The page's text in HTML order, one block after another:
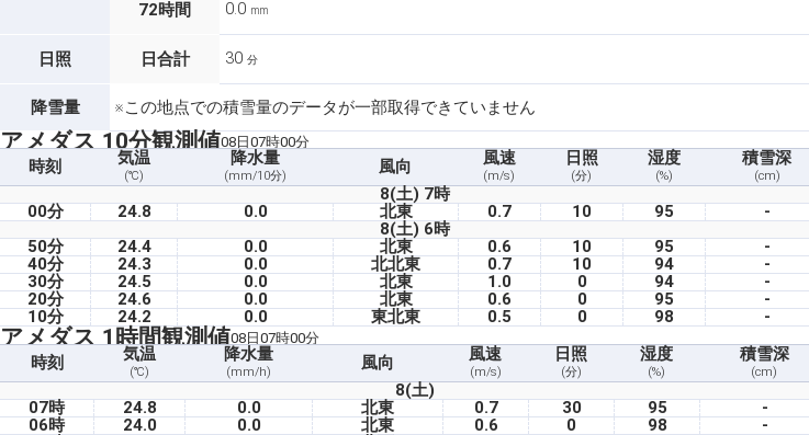
72時間 0.0 mm
日照 日合計 30 分
降雪量 ※この地点での積雪量のデータが一部取得できていません
アメダス 10分観測値08日07時00分
時刻 気温
(℃)
降水量
(mm/10分) 風向 風速
(m/s)
日照
(分)
湿度
(%)
積雪深
(cm)
8(土) 7時
00分
24.8 0.0 北東 0.7 10 95
-
8(土) 6時
50分
24.4 0.0 北東 0.6 10 95
-
40分
24.3 0.0 北北東 0.7 10 94
-
30分
24.5 0.0 北東 1.0 0 94
-
20分
24.6 0.0 北東 0.6 0 95
-
10分
24.2 0.0 東北東 0.5 0 98 -
アメダス 1時間観測値08日07時00分
時刻 気温
(℃)
降水量
(mm/h) 風向 風速
(m/s)
日照
(分)
湿度
(%)
積雪深
(cm)
8(土)
07時
24.8 0.0 北東 0.7 30 95
-
06時
24.0 0.0 北東 0.6 0 98
-